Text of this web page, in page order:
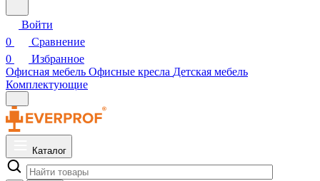
Войти
0
Сравнение
0
Избранное
Офисная мебель Офисные кресла Детская мебель
Комплектующие
Каталог